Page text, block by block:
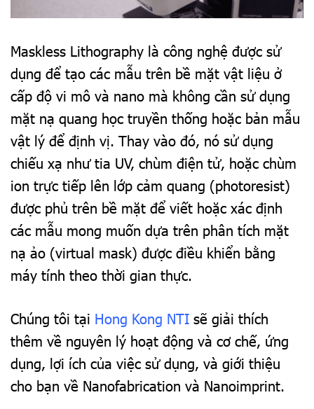
Maskless Lithography là công nghệ được sử
dụng để tạo các mẫu trên bề mặt vật liệu ở
cấp độ vi mô và nano mà không cần sử dụng
mặt nạ quang học truyền thống hoặc bản mẫu
vật lý để định vị. Thay vào đó, nó sử dụng
chiếu xạ như tia UV, chùm điện tử, hoặc chùm
ion trực tiếp lên lớp cảm quang (photoresist)
được phủ trên bề mặt để viết hoặc xác định
các mẫu mong muốn dựa trên phân tích mặt
nạ ảo (virtual mask) được điều khiển bằng
máy tính theo thời gian thực.
Chúng tôi tại Hong Kong NTI sẽ giải thích
thêm về nguyên lý hoạt động và cơ chế, ứng
dụng, lợi ích của việc sử dụng, và giới thiệu
cho bạn về Nanofabrication và Nanoimprint.